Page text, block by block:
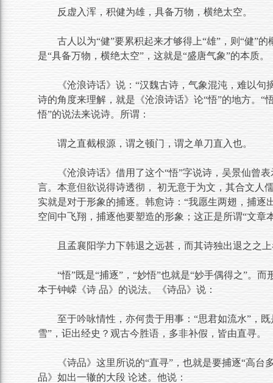
反虚入浑，积健为雄，具备万物，横绝太空。
古人以为“健”要累积起来才够得上“雄”，则“健”
是“具备万物，横绝太空”，这就是“盛唐气象”的本质。
《沧浪诗话》说：“汉魏古诗，气象混沌，难以
诗的角度来理解，就是《沧浪诗话》论“悟”的地方。“
悟”的说法来说诗。所谓：
谓之直截根源，谓之顿门，谓之单刀直入也。
《沧浪诗话》借用了这个“悟”字说诗，吴景仙曾
言。本意但欲说得诗透彻， 初无意于为文，其合文人
实就是对于形象的捕逐。韩愈诗：“我愿生两翅，捕
空间中飞翔，捕逐他要塑造的形象；这正是所谓“文
且孟襄阳学力下韩退之远甚，而其诗独出退之之
“悟”既是“捕逐”，“妙悟”也就是“妙手偶得之”。
本于钟嵘《诗 品》的说法。《诗品》说：
至于吟咏情性，亦何贵于用事：“思君如流水”，
雪”，讵出经史？观古今胜语，多非补假，皆由直寻。
《诗品》这里所说的“直寻”，也就是要捕逐“高
品》如出一辙的大段 论述。他说：